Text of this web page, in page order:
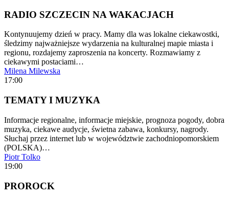
RADIO SZCZECIN NA WAKACJACH
Kontynuujemy dzień w pracy. Mamy dla was lokalne ciekawostki,
śledzimy najważniejsze wydarzenia na kulturalnej mapie miasta i
regionu, rozdajemy zaproszenia na koncerty. Rozmawiamy z
ciekawymi postaciami…
Milena Milewska
17:00
TEMATY I MUZYKA
Informacje regionalne, informacje miejskie, prognoza pogody, dobra
muzyka, ciekawe audycje, świetna zabawa, konkursy, nagrody.
Słuchaj przez internet lub w województwie zachodniopomorskiem
(POLSKA)…
Piotr Tolko
19:00
PROROCK